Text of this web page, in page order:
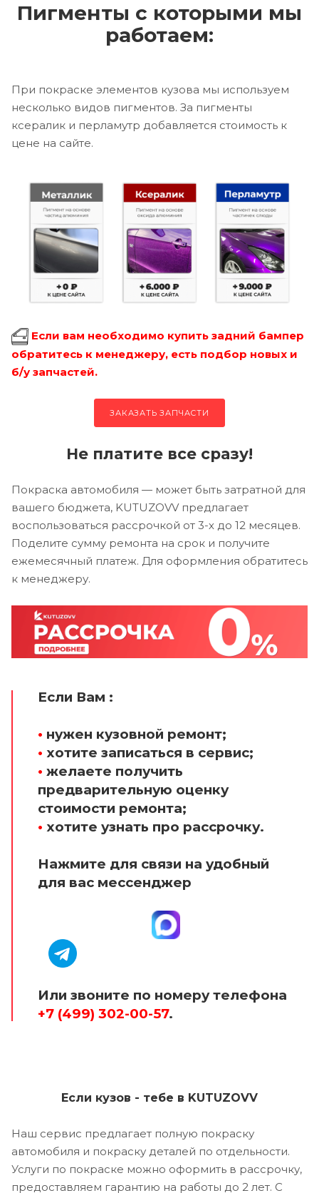
Пигменты с которыми мы
работаем:
При покраске элементов кузова мы используем
несколько видов пигментов. За пигменты
ксералик и перламутр добавляется стоимость к
цене на сайте.
Если вам необходимо купить задний бампер
обратитесь к менеджеру, есть подбор новых и
б/у запчастей.
ЗАКАЗАТЬ ЗАПЧАСТИ
Не платите все сразу!
Покраска автомобиля — может быть затратной для
вашего бюджета, KUTUZOVV предлагает
воспользоваться рассрочкой от 3-х до 12 месяцев.
Поделите сумму ремонта на срок и получите
ежемесячный платеж. Для оформления обратитесь
к менеджеру.
Если Вам :
• нужен кузовной ремонт;
• хотите записаться в сервис;
• желаете получить
предварительную оценку
стоимости ремонта;
• хотите узнать про рассрочку.
Нажмите для связи на удобный
для вас мессенджер
Или звоните по номеру телефона
+7 (499) 302-00-57.
Если кузов - тебе в KUTUZOVV
Наш сервис предлагает полную покраску
автомобиля и покраску деталей по отдельности.
Услуги по покраске можно оформить в рассрочку,
предоставляем гарантию на работы до 2 лет. С